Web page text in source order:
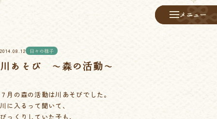
メニュー
メニュー
2014.08.12 日々の様子
川あそび ～森の活動～
７月の森の活動は川あそびでした。
川に入るって聞いて、
びっくりしていた子も、